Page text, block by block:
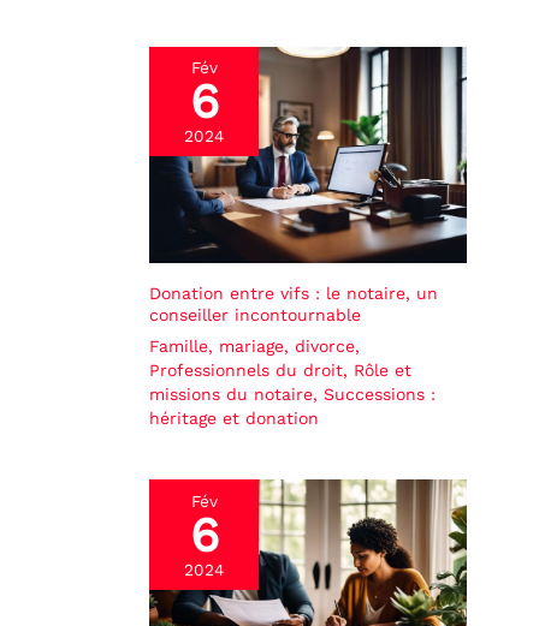
Fév
6
2024
Donation entre vifs : le notaire, un
conseiller incontournable
Famille, mariage, divorce,
Professionnels du droit, Rôle et
missions du notaire, Successions :
héritage et donation
Fév
6
2024